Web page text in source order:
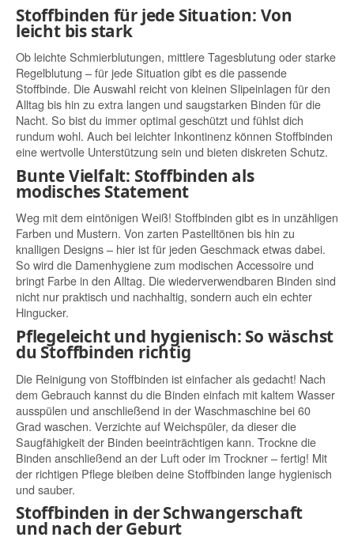
Stoffbinden für jede Situation: Von
leicht bis stark
Ob leichte Schmierblutungen, mittlere Tagesblutung oder starke
Regelblutung – für jede Situation gibt es die passende
Stoffbinde. Die Auswahl reicht von kleinen Slipeinlagen für den
Alltag bis hin zu extra langen und saugstarken Binden für die
Nacht. So bist du immer optimal geschützt und fühlst dich
rundum wohl. Auch bei leichter Inkontinenz können Stoffbinden
eine wertvolle Unterstützung sein und bieten diskreten Schutz.
Bunte Vielfalt: Stoffbinden als
modisches Statement
Weg mit dem eintönigen Weiß! Stoffbinden gibt es in unzähligen
Farben und Mustern. Von zarten Pastelltönen bis hin zu
knalligen Designs – hier ist für jeden Geschmack etwas dabei.
So wird die Damenhygiene zum modischen Accessoire und
bringt Farbe in den Alltag. Die wiederverwendbaren Binden sind
nicht nur praktisch und nachhaltig, sondern auch ein echter
Hingucker.
Pflegeleicht und hygienisch: So wäschst
du Stoffbinden richtig
Die Reinigung von Stoffbinden ist einfacher als gedacht! Nach
dem Gebrauch kannst du die Binden einfach mit kaltem Wasser
ausspülen und anschließend in der Waschmaschine bei 60
Grad waschen. Verzichte auf Weichspüler, da dieser die
Saugfähigkeit der Binden beeinträchtigen kann. Trockne die
Binden anschließend an der Luft oder im Trockner – fertig! Mit
der richtigen Pflege bleiben deine Stoffbinden lange hygienisch
und sauber.
Stoffbinden in der Schwangerschaft
und nach der Geburt